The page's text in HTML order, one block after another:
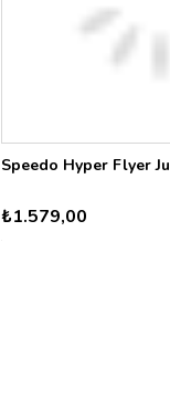
Speedo Hyper Flyer
₺1.579,00